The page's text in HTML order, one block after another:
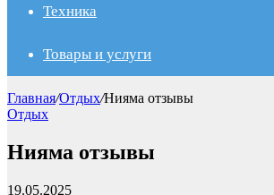
Техника
Товары и услуги
Главная/Отдых/Нияма отзывы
Отдых
Нияма отзывы
19.05.2025